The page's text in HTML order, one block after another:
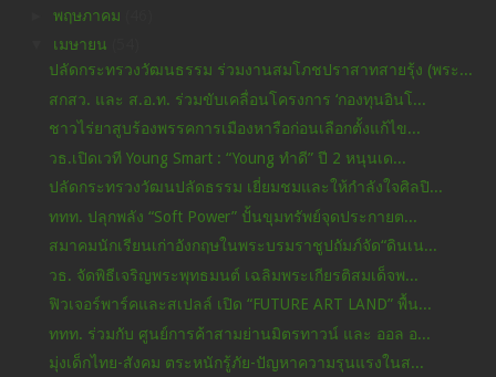
พฤษภาคม
เมษายน
ปลัดกระทรวงวัฒนธรรม ร่วมงานสมโภชปราสาทสายรุ้ง (พระ...
สกสว. และ ส.อ.ท. ร่วมขับเคลื่อนโครงการ ‘กองทุนอินโ...
ชาวไร่ยาสูบร้องพรรคการเมืองหารือก่อนเลือกตั้งแก้ไข...
วธ.เปิดเวที Young Smart : “Young ทำดี” ปี 2 หนุนเด...
ปลัดกระทรวงวัฒนปลัดธรรม เยี่ยมชมและให้กำลังใจศิลปิ...
ททท. ปลุกพลัง “Soft Power” ปั้นขุมทรัพย์จุดประกายต...
สมาคมนักเรียนเก่าอังกฤษในพระบรมราชูปถัมภ์จัด“ดินเน...
วธ. จัดพิธีเจริญพระพุทธมนต์ เฉลิมพระเกียรติสมเด็จพ...
ฟิวเจอร์พาร์คและสเปลล์ เปิด “FUTURE ART LAND” พื้น...
ททท. ร่วมกับ ศูนย์การค้าสามย่านมิตรทาวน์ และ ออล อ...
มุ่งเด็กไทย-สังคม ตระหนักรู้ภัย-ปัญหาความรุนแรงในส...